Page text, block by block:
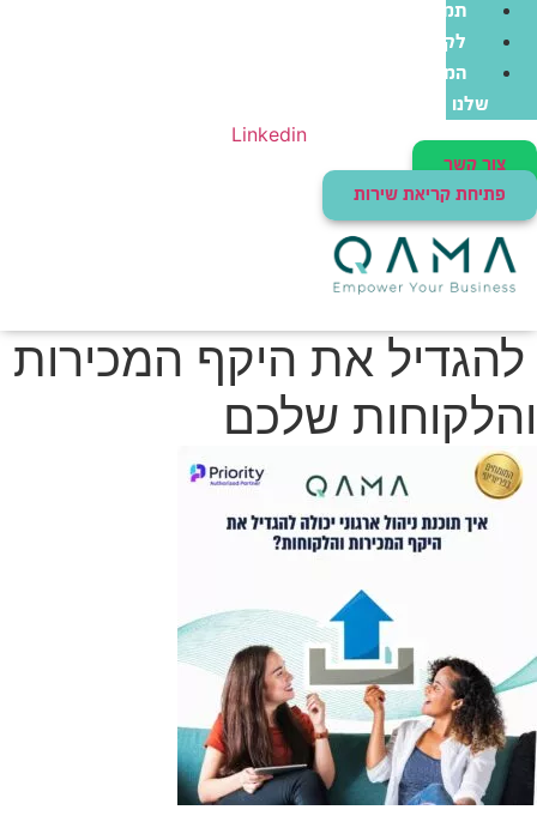
תמיכה
לקוחות
המוצרים
שלנו
Linkedin
צור קשר
פתיחת קריאת שירות
להגדיל את היקף המכירות
והלקוחות שלכם